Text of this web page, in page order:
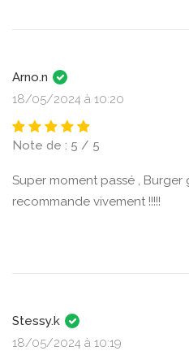
Arno.n
18/05/2024 à 10:20
Note de : 5 / 5
Super moment passé ,
recommande vivement !!!!!
Stessy.k
18/05/2024 à 10:19